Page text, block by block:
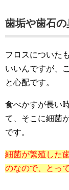
歯垢や歯石の
フロスについた
いいんですが、
と心配です。
食べかすが長い
て、そこに細菌
です。
細菌が繁殖した
のなので、とっ